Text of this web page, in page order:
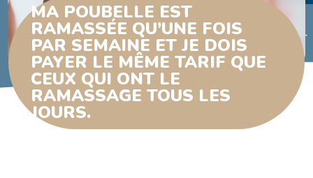
MA POUBELLE EST
RAMASSÉE QU’UNE FOIS
PAR SEMAINE ET JE DOIS
PAYER LE MÊME TARIF QUE
CEUX QUI ONT LE
RAMASSAGE TOUS LES
JOURS.